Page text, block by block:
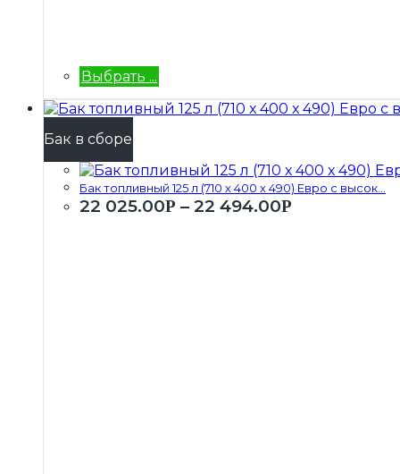
Выбрать ...
Бак в сборе
Бак топливный 125 л (710 х 400 х 490) Евро с высок...
22 025.00Р – 22 494.00Р